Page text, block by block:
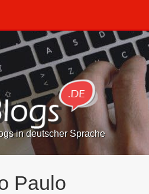
in deutscher Sprache
Paulo